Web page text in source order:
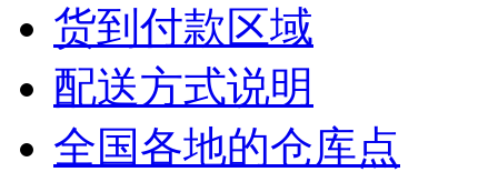
货到付款区域
配送方式说明
全国各地的仓库点